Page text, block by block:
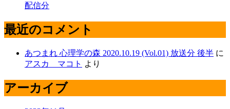
配信分
最近のコメント
あつまれ 心理学の森 2020.10.19 (Vol.01) 放送分 後半 に
アスカ マコト より
アーカイブ